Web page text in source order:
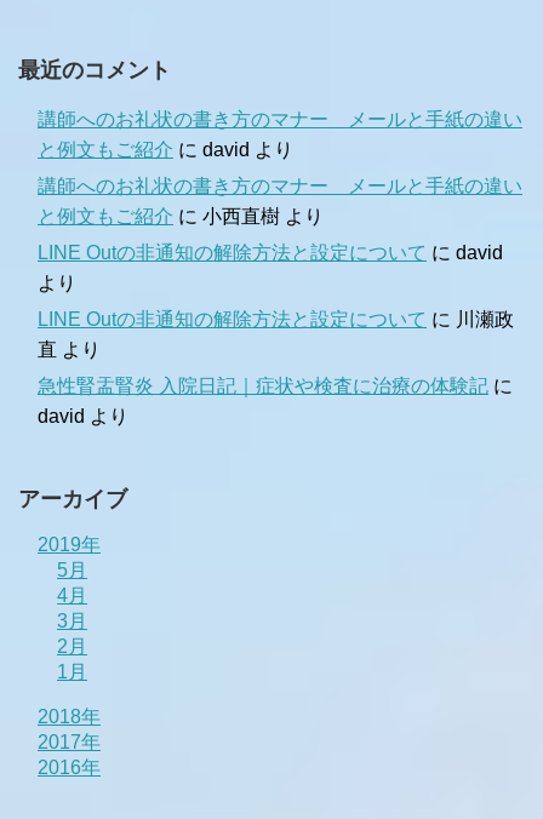
最近のコメント
講師へのお礼状の書き方のマナー メールと手紙の違い
と例文もご紹介 に david より
講師へのお礼状の書き方のマナー メールと手紙の違い
と例文もご紹介 に 小西直樹 より
LINE Outの非通知の解除方法と設定について に david
より
LINE Outの非通知の解除方法と設定について に 川瀬政
直 より
急性腎盂腎炎 入院日記｜症状や検査に治療の体験記 に
david より
アーカイブ
2019年
5月
4月
3月
2月
1月
2018年
2017年
2016年